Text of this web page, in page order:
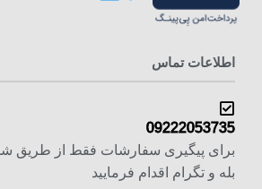
اطلاعات تماس
09222053735
برای پیگیری سفارشات فقط از طریق
بله و تگرام اقدام فرمایید